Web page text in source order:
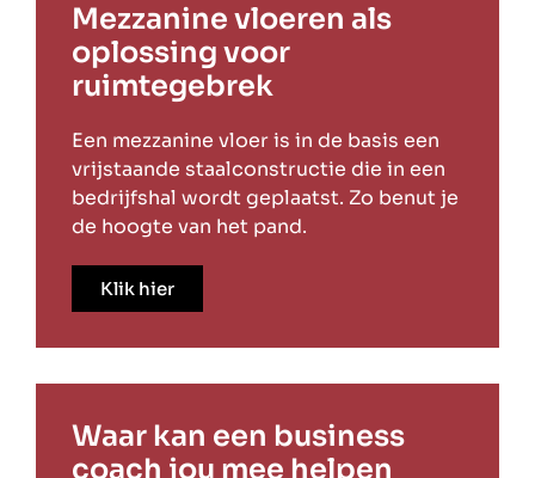
Mezzanine vloeren als
oplossing voor
ruimtegebrek
Een mezzanine vloer is in de basis een
vrijstaande staalconstructie die in een
bedrijfshal wordt geplaatst. Zo benut je
de hoogte van het pand.
Klik hier
Waar kan een business
coach jou mee helpen